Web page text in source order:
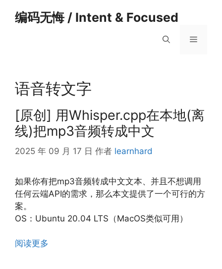
编码无悔 / Intent & Focused
菜
语音转文字
[原创] 用Whisper.cpp在本地(离
线)把mp3音频转成中文
2025 年 09 月 17 日 作者 learnhard
如果你有把mp3音频转成中文文本、并且不想调用
任何云端API的需求，那么本文提供了一个可行的方
案。
OS：Ubuntu 20.04 LTS（MacOS类似可用）
阅读更多